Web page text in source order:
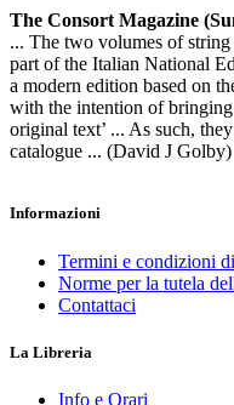
The Consort Magazine
... The two volumes of
part of the Italian National
a modern edition based on
with the intention of bringing
original text’ ... As such,
catalogue ... (David J Golby)
Informazioni
Termini e condizioni
Norme per la tutela
Contattaci
La Libreria
Info e Orari